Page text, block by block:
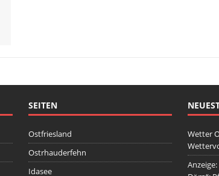
SEITEN
Ostfriesland
Ostrhauderfehn
Idasee
Wetter